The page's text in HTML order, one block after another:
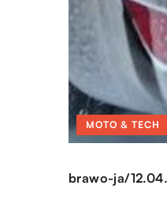
MOTO & TECH
brawo-ja/